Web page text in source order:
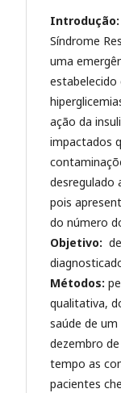
Introdução:
Síndrome
uma
ação da
impactados
desregulado
pois
do número
Objetivo:
Métodos:
qualitativa,
saúde de
dezembro
tempo as
pacientes